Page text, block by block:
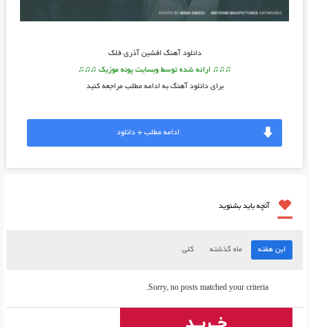
دانلود آهنگ افشین آذری فلک
♫♫♫ ارائه شده توسط وبسایت پونه موزیک ♫♫♫
برای دانلود آهنگ به ادامه مطلب مراجعه کنید
ادامه مطلب + دانلود
آنچه باید بشنوید
این هفته ماه گذشته کلی
Sorry, no posts matched your criteria.